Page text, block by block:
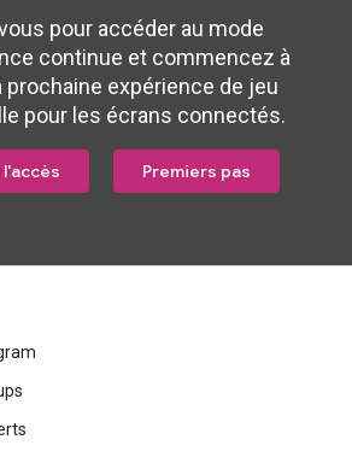
pour accéder au mode
continue et commencez à
prochaine expérience de jeu
pour les écrans connectés.
l'accès Premiers pas